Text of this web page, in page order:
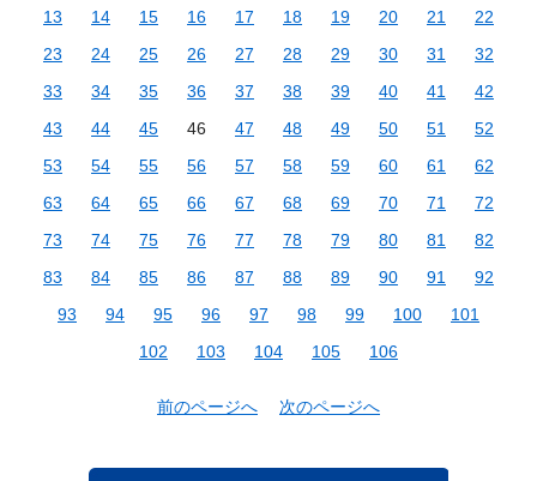
13
14 15 16 17 18 19 20 21
22
23
24 25 26 27 28 29 30 31
32
33
34 35 36 37 38 39 40 41
42
43
44 45 46 47 48 49 50 51
52
53
54 55 56 57 58 59 60 61
62
63
64 65 66 67 68 69 70 71
72
73
74 75 76 77 78 79 80 81
82
83
84 85 86 87 88 89 90 91
92
93
94 95 96 97 98 99 100
101
102
103 104 105 106
前のページへ 次のページへ